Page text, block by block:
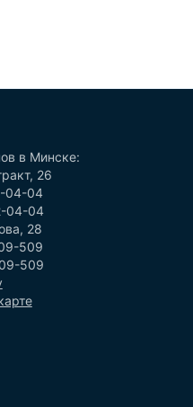
в Минске:
26
04-04
04-04
28
509
509